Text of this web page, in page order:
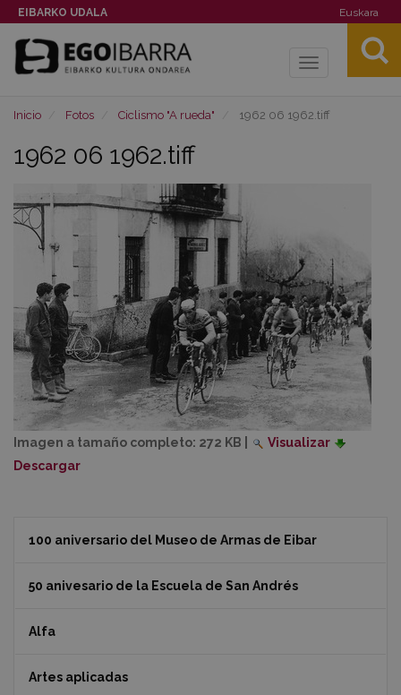
EIBARKO UDALA Euskara
Toggle
Inicio Fotos Ciclismo "A rueda" 1962 06 1962.tiff
1962 06 1962.tiff
Imagen a tamaño completo: 272 KB
Visualizar
Descargar
100 aniversario del Museo de Armas de Eibar
50 anivesario de la Escuela de San Andrés
Alfa
Artes aplicadas